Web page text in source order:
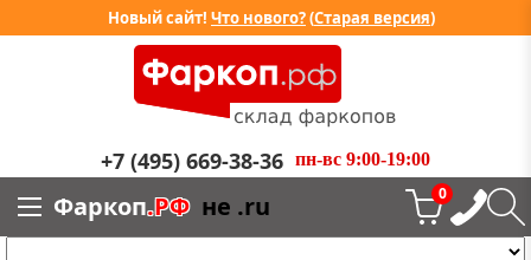
Новый сайт! Что нового?(Старая версия)
+7 (495) 669-38-36 пн-вс 9:00-19:00
Фаркоп.РФ не .ru 0